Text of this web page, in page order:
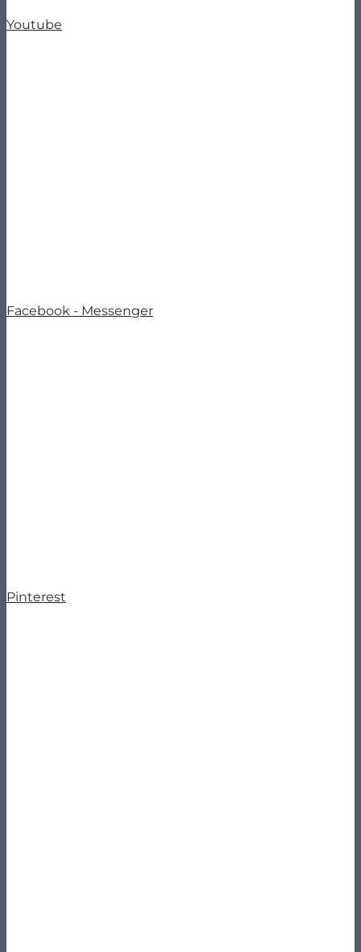
Youtube
Facebook - Messenger
Pinterest